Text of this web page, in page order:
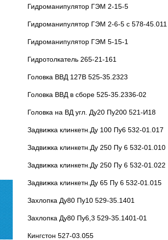
Гидроманипулятор ГЭМ 2-15-5
Гидроманипулятор ГЭМ 2-6-5 с 578-
Гидроманипулятор ГЭМ 5-15-1
Гидротолкатель 265-21-161
Головка ВВД 127В 525-35.2323
Головка ВВД в сборе 525-35.2336-02
Головка на ВД угл. Ду20 Пу200 521-И18
Задвижка клинкетн.Ду 100 Пу6 532-01.017
Задвижка клинкетн.Ду 250 Пу 6 532-01.010
Задвижка клинкетн.Ду 250 Пу 6 532-01.022
Задвижка клинкетн.Ду 65 Пу 6 532-01.015
Захлопка Ду80 Пу10 529-35.1401
Захлопка Ду80 Пу6,3 529-35.1401-01
Кингстон 527-03.055